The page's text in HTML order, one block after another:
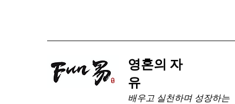
​영혼의 자
유
배우고 실천하며 성장하는